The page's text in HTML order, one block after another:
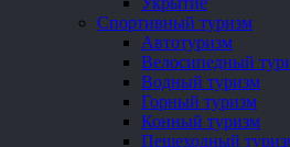
Спортивный туризм
Автотуризм
Велосипедный
Водный туризм
Горный туризм
Конный туризм
Пешеходный